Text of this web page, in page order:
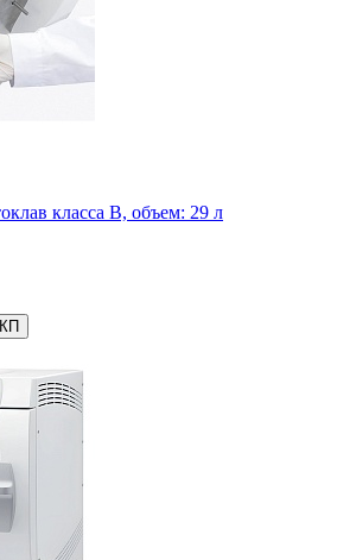
класса В, объем: 29 л